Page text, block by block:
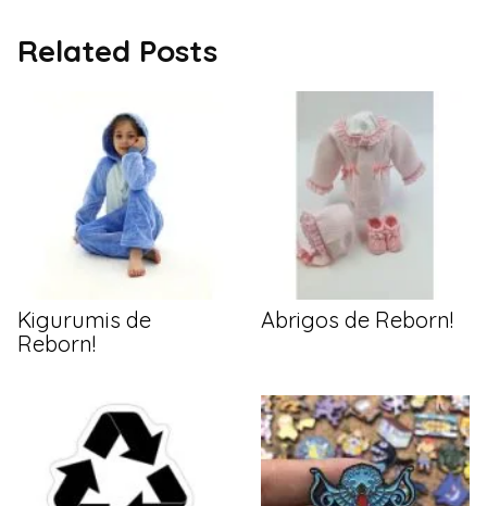
Related Posts
Kigurumis de
Reborn!
Abrigos de Reborn!